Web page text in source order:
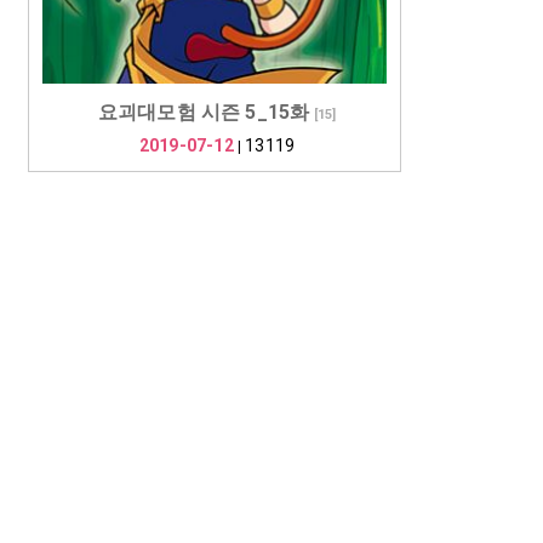
요괴대모험 시즌 5_15화[15]
2019-07-12| 13119